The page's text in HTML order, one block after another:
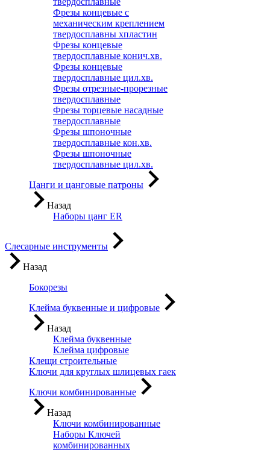
Фрезы концевые с
механическим креплением
твердосплавны хпластин
Фрезы концевые
твердосплавные конич.хв.
Фрезы концевые
твердосплавные цил.хв.
Фрезы отрезные-прорезные
твердосплавные
Фрезы торцевые насадные
твердосплавные
Фрезы шпоночные
твердосплавные кон.хв.
Фрезы шпоночные
твердосплавные цил.хв.
Цанги и цанговые патроны
Назад
Наборы цанг ER
Слесарные инструменты
Назад
Бокорезы
Клейма буквенные и цифровые
Назад
Клейма буквенные
Клейма цифровые
Клещи строительные
Ключи для круглых шлицевых гаек
Ключи комбинированные
Назад
Ключи комбинированные
Наборы Ключей
комбинированных